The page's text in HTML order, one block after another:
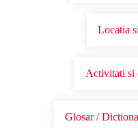
Locatia
Activitati si
Glosar /